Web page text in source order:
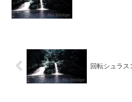
回転シュラス